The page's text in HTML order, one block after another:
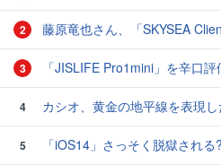
2 藤原竜也さん、「SKYSEA Client View」新CMで「AI労務改善」を
3 「JISLIFE Pro1mini」を辛口評
4 カシオ、黄金の地平線を表現したG-SHOCK
5
「iOS14」さっそく脱獄される?